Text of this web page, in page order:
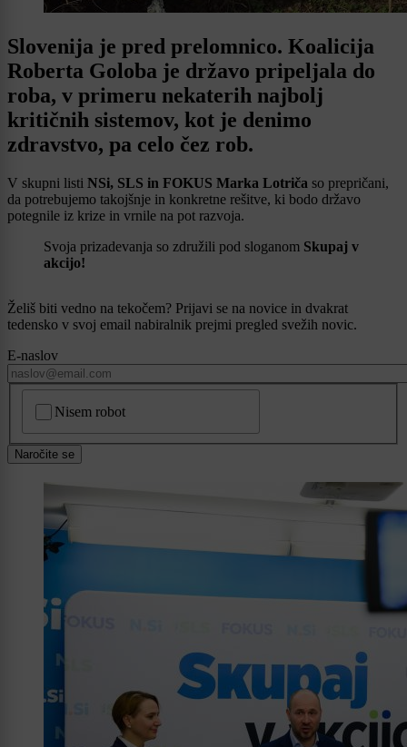
Slovenija je pred prelomnico. Koalicija
Roberta Goloba je državo pripeljala do
roba, v primeru nekaterih najbolj
kritičnih sistemov, kot je denimo
zdravstvo, pa celo čez rob.
V skupni listi NSi, SLS in FOKUS Marka Lotriča so prepričani,
da potrebujemo takojšnje in konkretne rešitve, ki bodo državo
potegnile iz krize in vrnile na pot razvoja.
Svoja prizadevanja so združili pod sloganom Skupaj v
akcijo!
Želiš biti vedno na tekočem? Prijavi se na novice in dvakrat
tedensko v svoj email nabiralnik prejmi pregled svežih novic.
E-naslov
Nisem robot
Naročite se